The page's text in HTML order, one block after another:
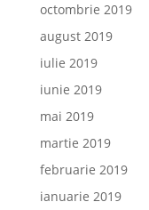
octombrie 2019
august 2019
iulie 2019
iunie 2019
mai 2019
martie 2019
februarie 2019
ianuarie 2019